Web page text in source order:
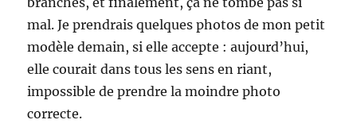
mal. Je prendrais quelques photos de mon petit
modèle demain, si elle accepte : aujourd’hui,
elle courait dans tous les sens en riant,
impossible de prendre la moindre photo
correcte.